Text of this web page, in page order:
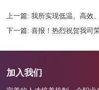
上一篇:我所实现低温、高效、长寿命二
下一篇:喜报！热烈祝贺我司荣获辽宁省
加入我们